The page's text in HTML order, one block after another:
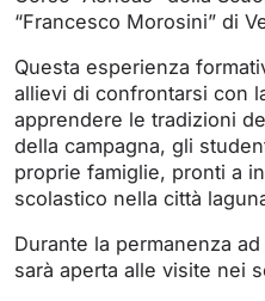
“Francesco Morosini” di
Questa esperienza
allievi di confrontarsi con
apprendere le tradizioni
della campagna, gli
proprie famiglie, pronti a
scolastico nella città
Durante la permanenza
sarà aperta alle visite nei